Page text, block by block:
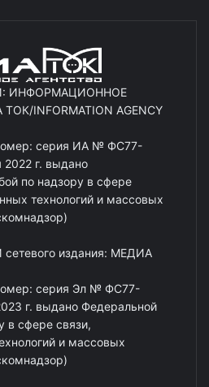
ИНФОРМАЦИОННОЕ
INFORMATION AGENCY
серия ИА № ФС77-
2022 г. выдано
по надзору в сфере
технологий и массовых
издания: МЕДИА
серия Эл № ФС77-
г. выдано Федеральной
в сфере связи,
и массовых